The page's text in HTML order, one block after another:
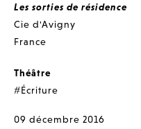
Les sorties de résidence
Cie d'Avigny
France
Théâtre
#Écriture
09 décembre 2016